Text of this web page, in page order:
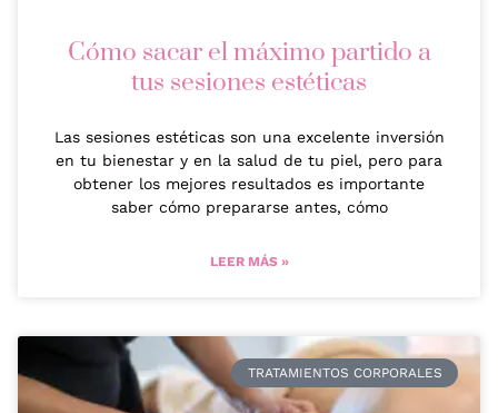
Cómo sacar el máximo partido a
tus sesiones estéticas
Las sesiones estéticas son una excelente inversión
en tu bienestar y en la salud de tu piel, pero para
obtener los mejores resultados es importante
saber cómo prepararse antes, cómo
LEER MÁS »
TRATAMIENTOS CORPORALES